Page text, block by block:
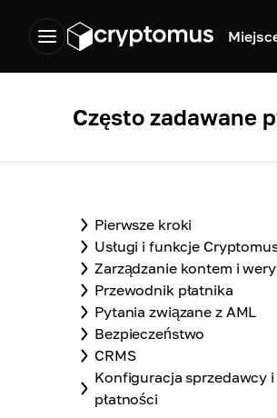
Często zadawane
Pierwsze kroki
Usługi i funkcje
Zarządzanie kontem i
Przewodnik płatnika
Pytania związane z AML
Bezpieczeństwo
CRMS
Konfiguracja sprzedawcy i
płatności